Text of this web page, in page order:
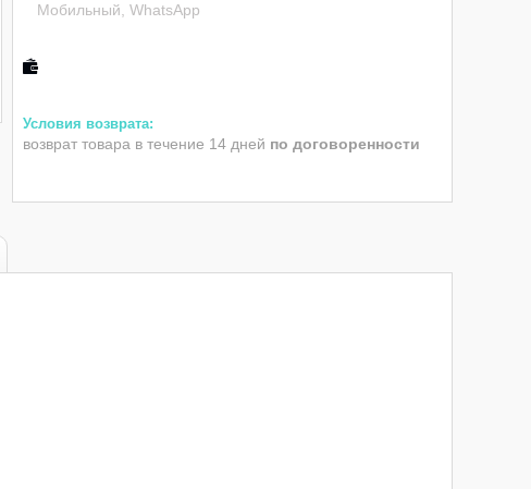
Мобильный, WhatsApp
возврат товара в течение 14 дней по договоренности